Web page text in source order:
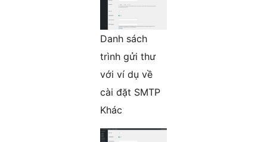
Danh sách
trình gửi thư
với ví dụ về
cài đặt SMTP
Khác